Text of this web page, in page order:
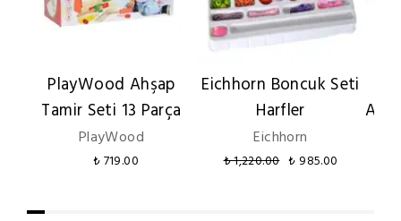
PlayWood Ahşap
Tamir Seti 13 Parça
PlayWood
₺ 719.00
Eichhorn Boncuk Seti
Harfler
Eichhorn
₺ 1,220.00 ₺ 985.00